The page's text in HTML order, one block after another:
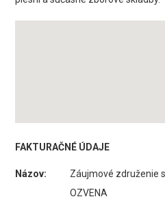
FAKTURAČNÉ ÚDAJE
Názov:
Záujmové združenie
OZVENA